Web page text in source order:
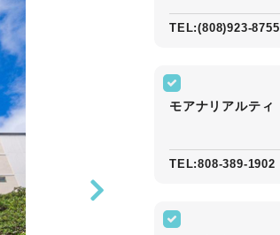
TEL:(808)923-8755
モアナリアルティ
TEL:808-389-1902